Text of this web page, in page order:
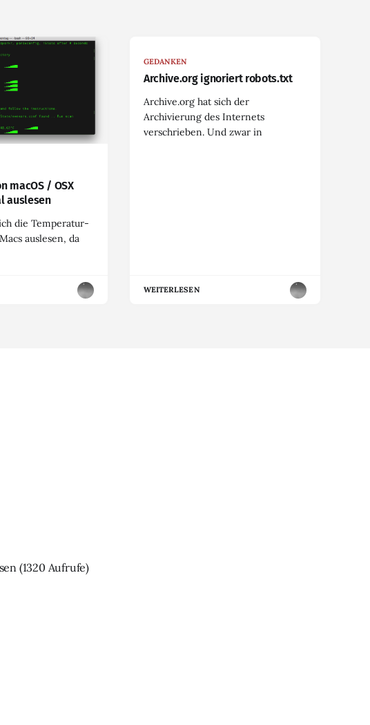
macOS / OSX
auslesen
die Temperatur-
auslesen, da
GEDANKEN
Archive.org ignoriert robots.txt
Archive.org hat sich der
Archivierung des Internets
verschrieben. Und zwar in
WEITERLESEN
(1320 Aufrufe)